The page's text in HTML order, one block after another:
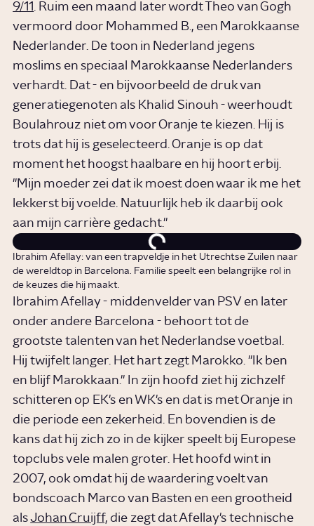
9/11. Ruim een maand later wordt Theo van Gogh
vermoord door Mohammed B., een Marokkaanse
Nederlander. De toon in Nederland jegens
moslims en speciaal Marokkaanse Nederlanders
verhardt. Dat - en bijvoorbeeld de druk van
generatiegenoten als Khalid Sinouh - weerhoudt
Boulahrouz niet om voor Oranje te kiezen. Hij is
trots dat hij is geselecteerd. Oranje is op dat
moment het hoogst haalbare en hij hoort erbij.
"Mijn moeder zei dat ik moest doen waar ik me het
lekkerst bij voelde. Natuurlijk heb ik daarbij ook
aan mijn carrière gedacht."
Ibrahim Afellay: van een trapveldje in het Utrechtse Zuilen naar
de wereldtop in Barcelona. Familie speelt een belangrijke rol in
de keuzes die hij maakt.
Ibrahim Afellay - middenvelder van PSV en later
onder andere Barcelona - behoort tot de
grootste talenten van het Nederlandse voetbal.
Hij twijfelt langer. Het hart zegt Marokko. "Ik ben
en blijf Marokkaan." In zijn hoofd ziet hij zichzelf
schitteren op EK's en WK's en dat is met Oranje in
die periode een zekerheid. En bovendien is de
kans dat hij zich zo in de kijker speelt bij Europese
topclubs vele malen groter. Het hoofd wint in
2007, ook omdat hij de waardering voelt van
bondscoach Marco van Basten en een grootheid
alsJohan Cruijff, die zegt dat Afellay's technische